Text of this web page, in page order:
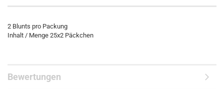
2 Blunts pro Packung
Inhalt / Menge 25x2 Päckchen
Bewertungen